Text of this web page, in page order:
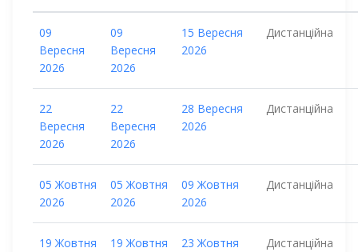
09
Вересня
2026
09
Вересня
2026
15 Вересня
2026
Дистанційна
22
Вересня
2026
22
Вересня
2026
28 Вересня
2026
Дистанційна
05 Жовтня
2026
05 Жовтня
2026
09 Жовтня
2026
Дистанційна
19 Жовтня
19 Жовтня
23 Жовтня
Дистанційна